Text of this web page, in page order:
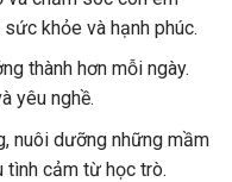
khỏe và hạnh phúc.
thành hơn mỗi ngày.
yêu nghề.
nuôi dưỡng những mầm
tình cảm từ học trò.